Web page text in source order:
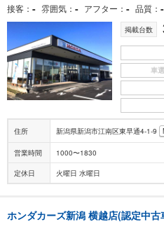
接客 - 雰囲気 - アフター - 品質 -
掲載台数
車
住所 新潟県新潟市江南区東早通4-1-9
営業時間 1000〜1830
定休日 火曜日 水曜日
ホンダカーズ新潟 横越店(認定中古